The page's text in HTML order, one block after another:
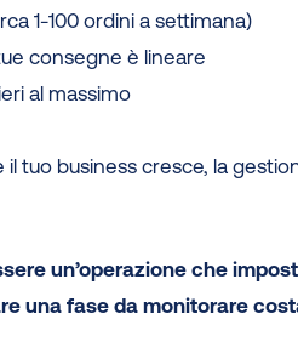
1-100 ordini a settimana)
consegne è lineare
al massimo
tuo business cresce, la
un’operazione che
una fase da monitorare